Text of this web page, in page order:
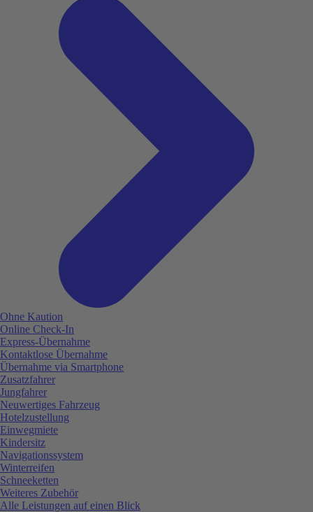
Ohne Kaution
Online Check-In
Express-Übernahme
Kontaktlose Übernahme
Übernahme via Smartphone
Zusatzfahrer
Jungfahrer
Neuwertiges Fahrzeug
Hotelzustellung
Einwegmiete
Kindersitz
Navigationssystem
Winterreifen
Schneeketten
Weiteres Zubehör
Alle Leistungen auf einen Blick